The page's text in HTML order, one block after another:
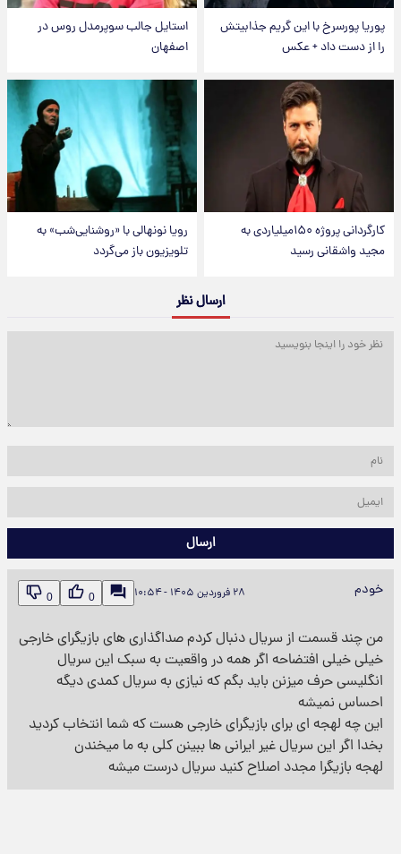
پوریا پورسرخ با این گریم جذابیتش
را از دست داد + عکس
استایل جالب سوپرمدل روس در
اصفهان
کارگردانی پروژه ۱۵۰میلیاردی به
مجید واشقانی رسید
رویا نونهالی با «روشنایی‌شب» به
تلویزیون باز می‌گردد
ارسال نظر
ارسال
خودم ۲۸ فروردین ۱۴۰۵ - ۱۰:۵۴ 0
0
من چند قسمت از سریال دنبال کردم صداگذاری های بازیگرای خارجی
خیلی خیلی افتضاحه اگر همه در واقعیت به سبک این سریال
انگلیسی حرف میزنن باید بگم که نیازی به سریال کمدی دیگه
احساس نمیشه
این چه لهجه ای برای بازیگرای خارجی هست که شما انتخاب کردید
بخدا اگر این سریال غیر ایرانی ها ببینن کلی به ما میخندن
لهجه بازیگرا مجدد اصلاح کنید سریال درست میشه